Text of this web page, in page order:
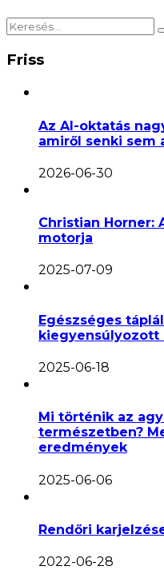
Friss
Az AI-oktatás
amiről senki sem
2026-06-30
Christian Horner:
motorja
2025-07-09
Egészséges
kiegyensúlyozott
2025-06-18
Mi történik az
természetben?
eredmények
2025-06-06
Rendőri
2022-06-28